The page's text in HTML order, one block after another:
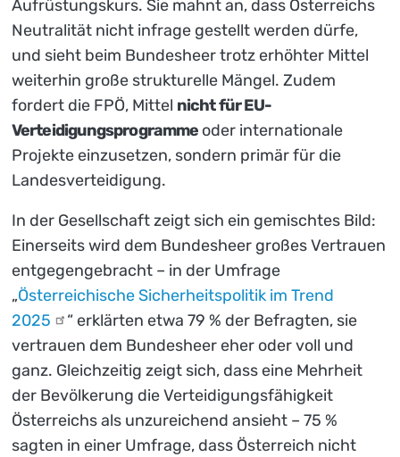
Aufrüstungskurs. Sie mahnt an, dass Österreichs
Neutralität nicht infrage gestellt werden dürfe,
und sieht beim Bundesheer trotz erhöhter Mittel
weiterhin große strukturelle Mängel. Zudem
fordert die FPÖ, Mittel nicht für EU-
Verteidigungsprogramme oder internationale
Projekte einzusetzen, sondern primär für die
Landesverteidigung.
In der Gesellschaft zeigt sich ein gemischtes Bild:
Einerseits wird dem Bundesheer großes Vertrauen
entgegengebracht – in der Umfrage
„Österreichische Sicherheitspolitik im Trend
2025
“ erklärten etwa 79 % der Befragten, sie
vertrauen dem Bundesheer eher oder voll und
ganz. Gleichzeitig zeigt sich, dass eine Mehrheit
der Bevölkerung die Verteidigungsfähigkeit
Österreichs als unzureichend ansieht – 75 %
sagten in einer Umfrage, dass Österreich nicht